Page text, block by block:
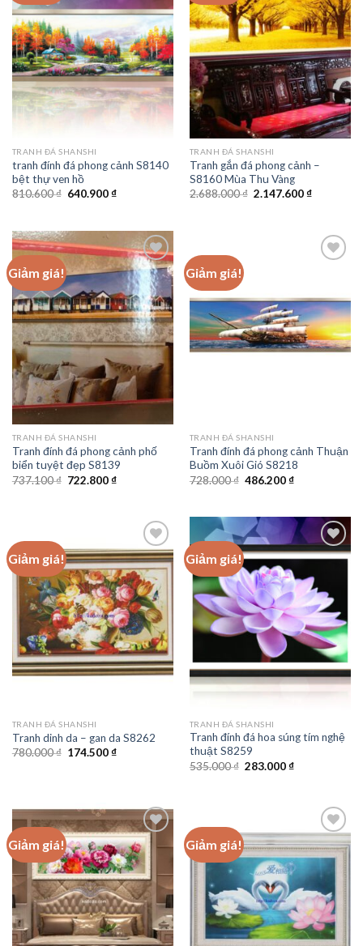
Add to
wishlist
TRANH ĐÁ SHANSHI
tranh đính đá phong cảnh S8140
bệt thự ven hồ
810.600₫ Giá
640.900₫Giá
640.900 ₫.
Add to
wishlist
TRANH ĐÁ SHANSHI
Tranh gắn đá phong cảnh –
S8160 Mùa Thu Vàng
2.688.000₫ Giá
2.147.600₫Giá
Giảm giá!
Add to
wishlist
TRANH ĐÁ SHANSHI
Tranh đính đá phong cảnh phố
biển tuyệt đẹp S8139
737.100₫ Giá
722.800₫Giá
722.800 ₫.
Giảm giá!
Add to
wishlist
TRANH ĐÁ SHANSHI
Tranh đính đá phong cảnh Thuận
Buồm Xuôi Gió S8218
728.000₫ Giá
486.200₫Giá
486.200 ₫.
Giảm giá!
Add to
wishlist
TRANH ĐÁ SHANSHI
Tranh dinh da – gan da S8262
780.000₫ Giá
174.500₫Giá
Giảm giá!
Add to
wishlist
TRANH ĐÁ SHANSHI
Tranh đính đá hoa súng tím nghệ
thuật S8259
535.000₫ Giá
283.000₫Giá
283.000 ₫.
Giảm giá!
Add to
wishlist
Giảm giá!
Add to